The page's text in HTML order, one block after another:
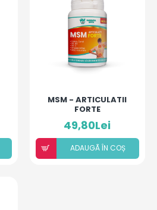
MSM - ARTICULATII
FORTE
49,80Lei
ADAUGÃ ÎN COȘ